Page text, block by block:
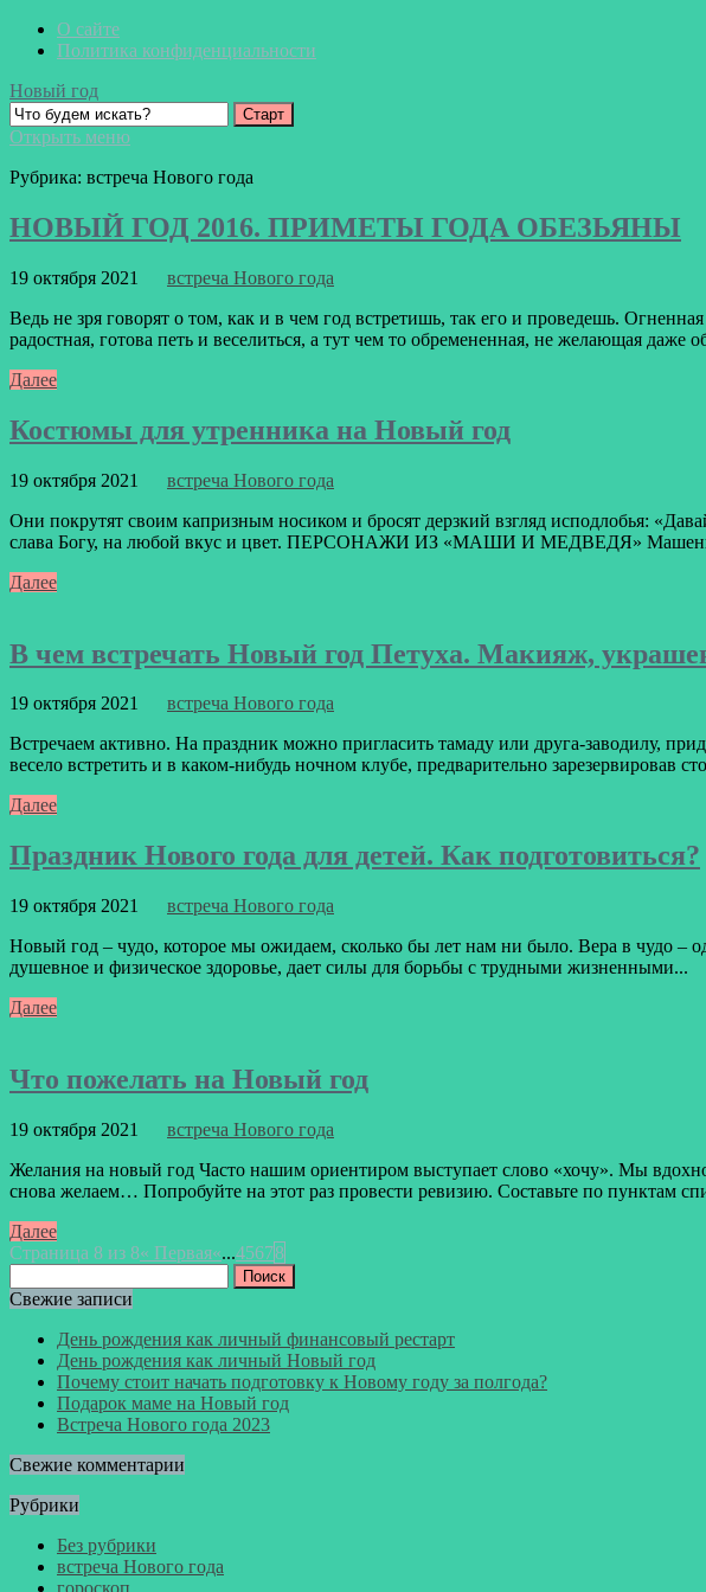
О сайте
Политика конфиденциальности
Новый год
Открыть меню
Рубрика: встреча Нового года
НОВЫЙ ГОД 2016. ПРИМЕТЫ ГОДА ОБЕЗЬЯНЫ
19 октября 2021
встреча Нового года
Ведь не зря говорят о том, как и в чем год встретишь, так его и проведешь.
радостная, готова петь и веселиться, а тут чем то обремененная, не желающая даже
Далее
Костюмы для утренника на Новый год
19 октября 2021
встреча Нового года
Они покрутят своим капризным носиком и бросят дерзкий взгляд исподлобья:
слава Богу, на любой вкус и цвет. ПЕРСОНАЖИ ИЗ «МАШИ И МЕДВЕДЯ»
Далее
В чем встречать Новый год Петуха. Макияж,
19 октября 2021
встреча Нового года
Встречаем активно. На праздник можно пригласить тамаду или друга-заводилу,
весело встретить и в каком-нибудь ночном клубе, предварительно зарезервировав
Далее
Праздник Нового года для детей. Как подготовиться?
19 октября 2021
встреча Нового года
Новый год – чудо, которое мы ожидаем, сколько бы лет нам ни было. Вера в чудо –
душевное и физическое здоровье, дает силы для борьбы с трудными жизненными...
Далее
Что пожелать на Новый год
19 октября 2021
встреча Нового года
Желания на новый год Часто нашим ориентиром выступает слово «хочу». Мы
снова желаем… Попробуйте на этот раз провести ревизию. Составьте по пунктам
Далее
Страница 8 из 8« Первая«...45678
Свежие записи
День рождения как личный финансовый рестарт
День рождения как личный Новый год
Почему стоит начать подготовку к Новому году за полгода?
Подарок маме на Новый год
Встреча Нового года 2023
Свежие комментарии
Рубрики
Без рубрики
встреча Нового года
гороскоп